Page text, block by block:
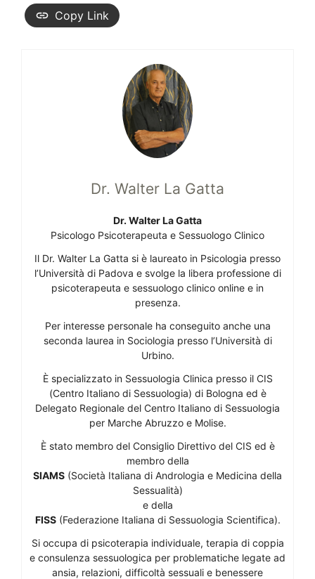
Copy Link
Dr. Walter La Gatta
Dr. Walter La Gatta
Psicologo Psicoterapeuta e Sessuologo Clinico
Il Dr. Walter La Gatta si è laureato in Psicologia presso
l’Università di Padova e svolge la libera professione di
psicoterapeuta e sessuologo clinico online e in
presenza.
Per interesse personale ha conseguito anche una
seconda laurea in Sociologia presso l’Università di
Urbino.
È specializzato in Sessuologia Clinica presso il CIS
(Centro Italiano di Sessuologia) di Bologna ed è
Delegato Regionale del Centro Italiano di Sessuologia
per Marche Abruzzo e Molise.
È stato membro del Consiglio Direttivo del CIS ed è
membro della
SIAMS (Società Italiana di Andrologia e Medicina della
Sessualità)
e della
FISS(Federazione Italiana di Sessuologia Scientifica).
Si occupa di psicoterapia individuale, terapia di coppia
e consulenza sessuologica per problematiche legate ad
ansia, relazioni, difficoltà sessuali e benessere